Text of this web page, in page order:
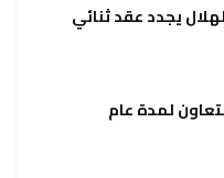
يجدد عقد ثنائي
لمدة عام